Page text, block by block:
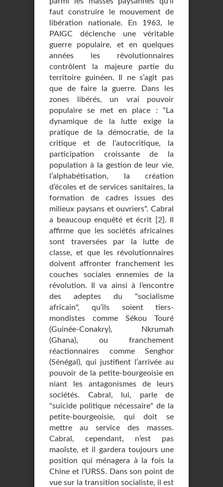
faut construire le mouvement de
libération nationale. En 1963, le
PAIGC déclenche une véritable
guerre populaire, et en quelques
années les révolutionnaires
contrôlent la majeure partie du
territoire guinéen. Il ne s’agit pas
que de faire la guerre. Dans les
zones libérés, un vrai pouvoir
populaire se met en place : "La
dynamique de la lutte exige la
pratique de la démocratie, de la
critique et de l’autocritique, la
participation croissante de la
population à la gestion de leur vie,
l’alphabétisation, la création
d’écoles et de services sanitaires, la
formation de cadres issues des
milieux paysans et ouvriers". Cabral
a beaucoup enquêté et écrit [2] . Il
affirme que les sociétés africaines
sont traversées par la lutte de
classe, et que les révolutionnaires
doivent affronter franchement les
couches sociales ennemies de la
révolution. Il va ainsi à l’encontre
des adeptes du "socialisme
africain", qu’ils soient tiers-
mondistes comme Sékou Touré
(Guinée-Conakry), Nkrumah
(Ghana), ou franchement
réactionnaires comme Senghor
(Sénégal), qui justifient l’arrivée au
pouvoir de la petite-bourgeoisie en
niant les antagonismes de leurs
sociétés. Cabral, lui, parle de
"suicide politique nécessaire" de la
petite-bourgeoisie, qui doit se
mettre au service des masses.
Cabral, cependant, n’est pas
maoïste, et il gardera toujours une
position qui ménagera à la fois la
Chine et l’URSS. Dans son point de
vue sur la transition socialiste, il est